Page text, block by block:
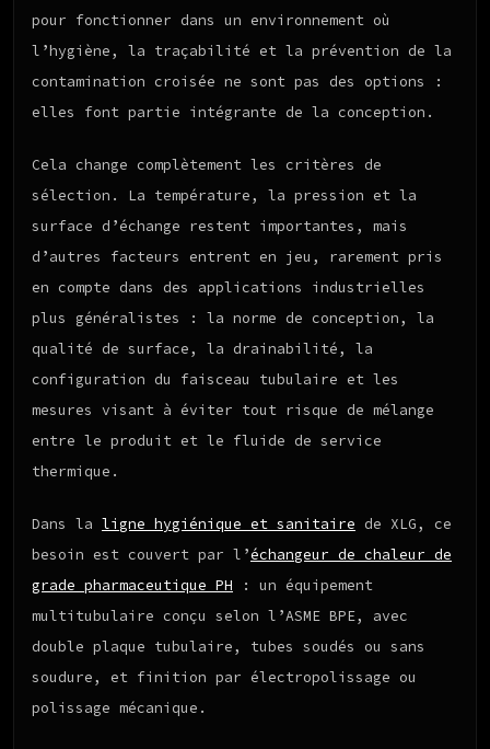
pour fonctionner dans un environnement où
l’hygiène, la traçabilité et la prévention de la
contamination croisée ne sont pas des options :
elles font partie intégrante de la conception.
Cela change complètement les critères de
sélection. La température, la pression et la
surface d’échange restent importantes, mais
d’autres facteurs entrent en jeu, rarement pris
en compte dans des applications industrielles
plus généralistes : la norme de conception, la
qualité de surface, la drainabilité, la
configuration du faisceau tubulaire et les
mesures visant à éviter tout risque de mélange
entre le produit et le fluide de service
thermique.
Dans la ligne hygiénique et sanitaire de XLG, ce
besoin est couvert par l’échangeur de chaleur de
grade pharmaceutique PH : un équipement
multitubulaire conçu selon l’ASME BPE, avec
double plaque tubulaire, tubes soudés ou sans
soudure, et finition par électropolissage ou
polissage mécanique.